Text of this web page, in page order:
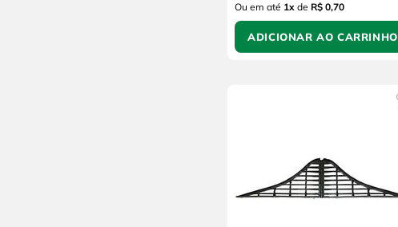
Ou em até 1x de R$ 0,70
ADICIONAR AO CARRINHO